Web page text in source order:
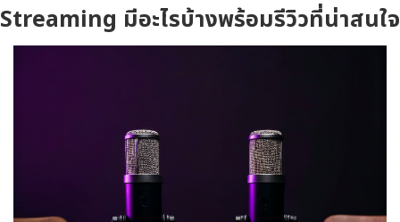
Streaming มีอะไรบ้างพร้อมรีวิวที่น่าสนใจ